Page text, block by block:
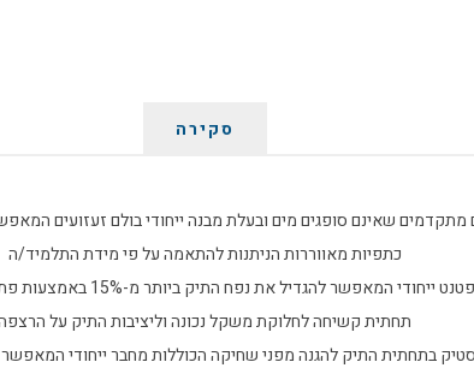
סקירה
שאינם סופגים מים ובעלת מבנה ייחודי בולם זעזועים
כתפיות מאווררות הניתנות להתאמה על פי מידת התלמיד/ה
להגדיל את נפח התיק ביותר מ-15% באמצעות פתיחת רוכסן, לשימוש בימים העמוסים
תחתית קשיחה לחלוקת משקל נכונה וליציבות התיק על
בתחתית התיק להגנה מפני שחיקה הכוללות מחבר ייחודי